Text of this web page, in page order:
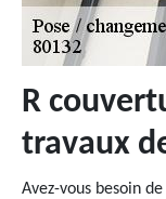
R
travaux
Avez-vous besoin